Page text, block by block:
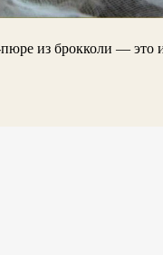
из брокколи — это